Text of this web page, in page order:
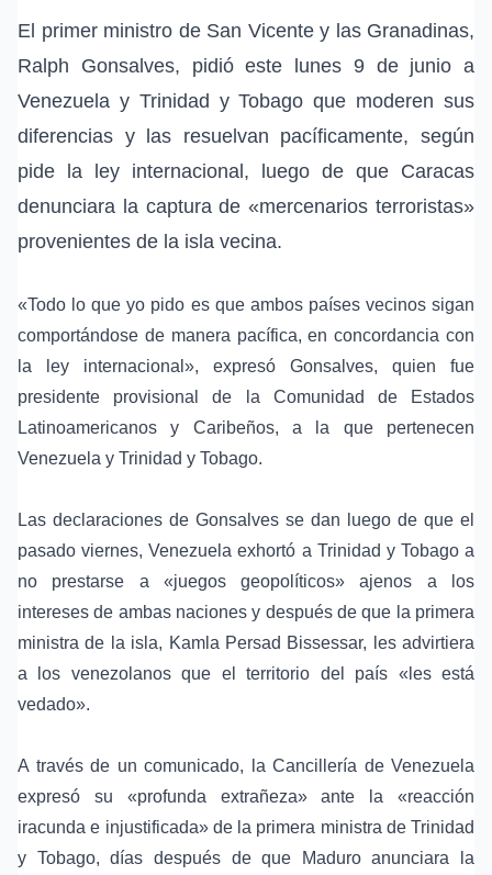
El primer ministro de San Vicente y las Granadinas,
Ralph Gonsalves, pidió este lunes 9 de junio a
Venezuela y Trinidad y Tobago que moderen sus
diferencias y las resuelvan pacíficamente, según
pide la ley internacional, luego de que Caracas
denunciara la captura de «mercenarios terroristas»
provenientes de la isla vecina.
«Todo lo que yo pido es que ambos países vecinos sigan
comportándose de manera pacífica, en concordancia con
la ley internacional», expresó Gonsalves, quien fue
presidente provisional de la Comunidad de Estados
Latinoamericanos y Caribeños, a la que pertenecen
Venezuela y Trinidad y Tobago.
Las declaraciones de Gonsalves se dan luego de que el
pasado viernes, Venezuela exhortó a Trinidad y Tobago a
no prestarse a «juegos geopolíticos» ajenos a los
intereses de ambas naciones y después de que la primera
ministra de la isla, Kamla Persad Bissessar, les advirtiera
a los venezolanos que el territorio del país «les está
vedado».
A través de un comunicado, la Cancillería de Venezuela
expresó su «profunda extrañeza» ante la «reacción
iracunda e injustificada» de la primera ministra de Trinidad
y Tobago, días después de que Maduro anunciara la